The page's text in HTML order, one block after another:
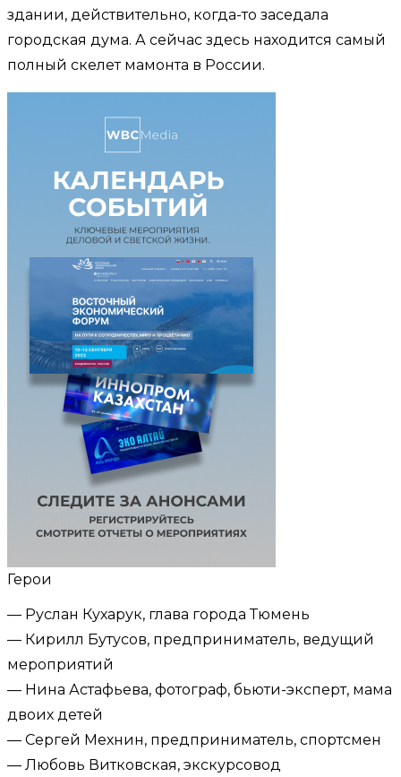
здании, действительно, когда-то заседала
городская дума. А сейчас здесь находится самый
полный скелет мамонта в России.
Герои
— Руслан Кухарук, глава города Тюмень
— Кирилл Бутусов, предприниматель, ведущий
мероприятий
— Нина Астафьева, фотограф, бьюти-эксперт, мама
двоих детей
— Сергей Мехнин, предприниматель, спортсмен
— Любовь Витковская, экскурсовод